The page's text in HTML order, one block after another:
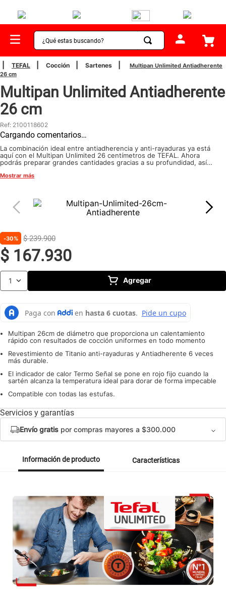
¿Qué estas buscando?
TEFAL Cocción Sartenes
Multipan Unlimited Antiadherente
26 cm
Multipan Unlimited Antiadherente
26 cm
Ref: 2100118602
Cargando comentarios…
La combinación ideal entre antiadherencia y anti-rayaduras ya está
aquí con el Multipan Unlimited 26 centímetros de TEFAL. Ahora
podrás preparar grandes cantidades gracias a su profundidad, así
durabilidad y una calidad única. Anímate a disfrutar de sus
Mostrar más
30% $ 239.900
$ 167.930
1 Agregar
Multipan 26cm de diámetro que proporciona un calentamiento
rápido con resultados de cocción uniformes en todo momento
Revestimiento de Titanio anti-rayaduras y Antiadherente 6 veces
más durable.
El indicador de calor Termo Señal se pone en rojo fijo cuando la
sartén alcanza la temperatura ideal para dorar de forma impecable
Compatible con todas las estufas.
Servicios y garantías
Envío gratis por compras mayores a $300.000
Información de producto Características
TÉRMINOS MÁS BUSCADOS
2.
bateria
5 .
ventilador
6.
aspiradora
.
cafetera
acero inoxidable